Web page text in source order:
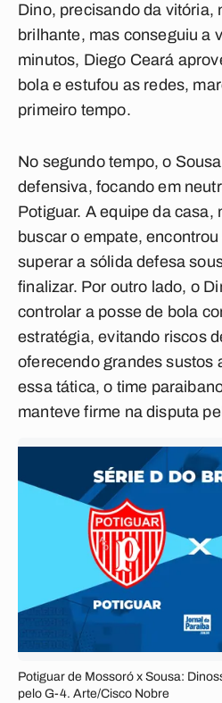
Dino, precisando da vitória,
brilhante, mas conseguiu a
minutos, Diego Ceará
bola e estufou as redes,
primeiro tempo.
No segundo tempo, o
defensiva, focando em
Potiguar. A equipe da casa,
buscar o empate,
superar a sólida defesa
finalizar. Por outro lado, o
controlar a posse de bola
estratégia, evitando riscos
oferecendo grandes sustos
essa tática, o time
manteve firme na disputa
Potiguar de Mossoró x Sousa:
pelo G-4. Arte/Cisco Nobre